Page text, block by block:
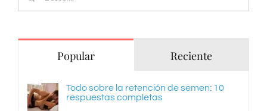
Popular Reciente
Todo sobre la retención de semen: 10
respuestas completas